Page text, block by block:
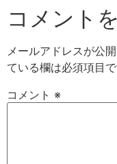
コメント
メールアドレスが公
ている欄は必須項目
コメント ※